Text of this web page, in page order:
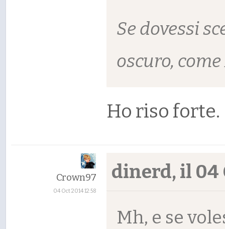
Se dovessi
oscuro,
Ho riso forte.
Crown97
04 Oct 2014 12:58
dinerd, il 04
Mh, e se